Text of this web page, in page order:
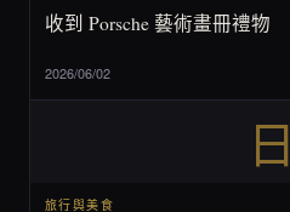
收到 Porsche 藝術畫冊禮物
2026/06/02
日
旅行與美食